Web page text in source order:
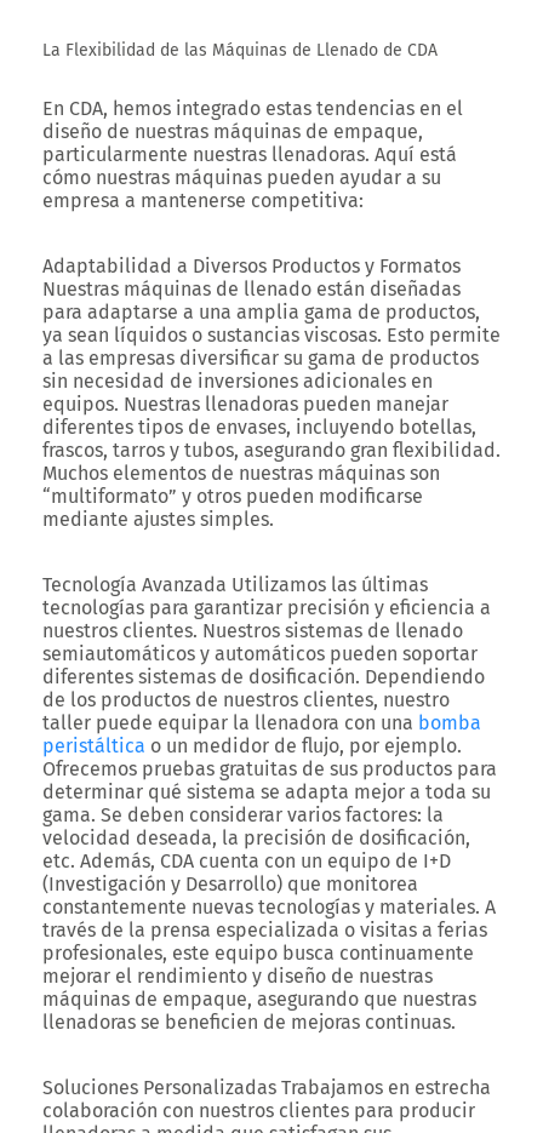
La Flexibilidad de las Máquinas de Llenado de CDA
En CDA, hemos integrado estas tendencias en el
diseño de nuestras máquinas de empaque,
particularmente nuestras llenadoras. Aquí está
cómo nuestras máquinas pueden ayudar a su
empresa a mantenerse competitiva:
Adaptabilidad a Diversos Productos y Formatos
Nuestras máquinas de llenado están diseñadas
para adaptarse a una amplia gama de productos,
ya sean líquidos o sustancias viscosas. Esto permite
a las empresas diversificar su gama de productos
sin necesidad de inversiones adicionales en
equipos. Nuestras llenadoras pueden manejar
diferentes tipos de envases, incluyendo botellas,
frascos, tarros y tubos, asegurando gran flexibilidad.
Muchos elementos de nuestras máquinas son
“multiformato” y otros pueden modificarse
mediante ajustes simples.
Tecnología Avanzada Utilizamos las últimas
tecnologías para garantizar precisión y eficiencia a
nuestros clientes. Nuestros sistemas de llenado
semiautomáticos y automáticos pueden soportar
diferentes sistemas de dosificación. Dependiendo
de los productos de nuestros clientes, nuestro
taller puede equipar la llenadora con una bomba
peristáltica o un medidor de flujo, por ejemplo.
Ofrecemos pruebas gratuitas de sus productos para
determinar qué sistema se adapta mejor a toda su
gama. Se deben considerar varios factores: la
velocidad deseada, la precisión de dosificación,
etc. Además, CDA cuenta con un equipo de I+D
(Investigación y Desarrollo) que monitorea
constantemente nuevas tecnologías y materiales. A
través de la prensa especializada o visitas a ferias
profesionales, este equipo busca continuamente
mejorar el rendimiento y diseño de nuestras
máquinas de empaque, asegurando que nuestras
llenadoras se beneficien de mejoras continuas.
Soluciones Personalizadas Trabajamos en estrecha
colaboración con nuestros clientes para producir